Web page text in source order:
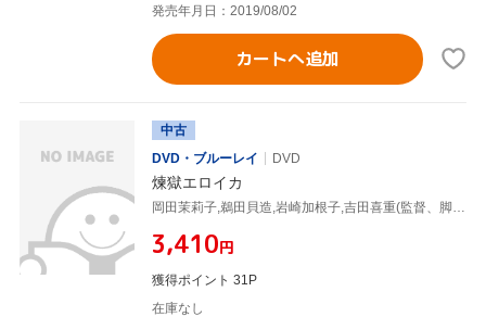
発売年月日：2019/08/02
カートへ追加
中古
DVD・ブルーレイ
DVD
煉獄エロイカ
¥3,410円
獲得ポイント 31P
在庫なし